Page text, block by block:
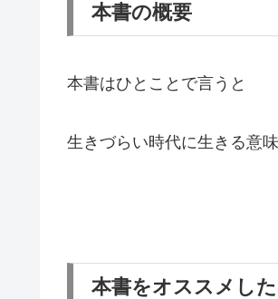
本書の概要
本書はひとことで言うと
生きづらい時代に生きる意
本書をオススメし